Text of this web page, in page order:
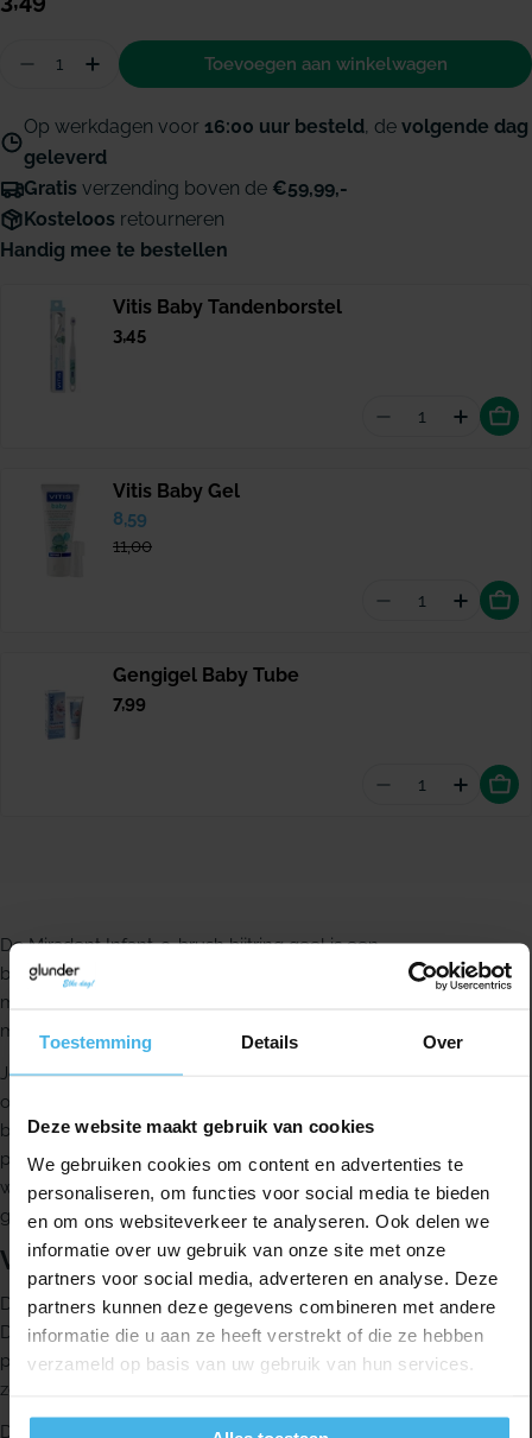
Toestemming Details Over
Deze website maakt gebruik van cookies
We gebruiken cookies om content en advertenties te
personaliseren, om functies voor social media te bieden
en om ons websiteverkeer te analyseren. Ook delen we
informatie over uw gebruik van onze site met onze
partners voor social media, adverteren en analyse. Deze
partners kunnen deze gegevens combineren met andere
informatie die u aan ze heeft verstrekt of die ze hebben
verzameld op basis van uw gebruik van hun services.
Hoeveelheid
Aantal verminderen voor Miradent Infant-o-
Hoeveelheid verhogen voor Miradent
Toevoegen aan winkelwagen
Op werkdagen voor 16:00 uur besteld, de volgende dag
geleverd
Gratis verzending boven de €59,99,-
Kosteloos retourneren
Handig mee te bestellen
Vitis Baby Tandenborstel
Normale
3,45
Aantal
Vitis Baby Gel
Verkoopprijs
8,59
Normale
prijs
11,00
Aantal
Gengigel Baby Tube
Normale
7,99
Aantal
De Miradent Infant-o-brush bijtring geel is een
babytandenborstel met bijtring, gemaakt om kinderen vanaf 6
maanden spelenderwijs te laten wennen aan tandenpoetsen en
mondverzorging.
Jong beginnen met poetsen helpt om gebitsverzorging
onderdeel te maken van de dagelijkse routine. De Infant-o-
brush is speciaal ontworpen voor de allereerste
poetsmomenten. Het handvat werkt tegelijk als bijtring,
waardoor je baby de borstel makkelijk kan vasthouden en
gebruiken.
Veilig en zacht in gebruik
De ronde vorm is gemaakt met veiligheid in gedachten.
Daardoor kan de borstel niet worden ingeslikt, wat het leren
poetsen extra veilig maakt. De borstelharen zijn heel zacht,
zodat het tandvlees niet beschadigd raakt.
Deze combinatie van tandenborstel en bijtring is geschikt om je